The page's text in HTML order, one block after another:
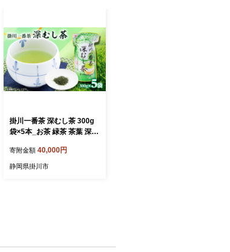
掛川一番茶 深むし茶 300g
袋×5本_お茶 緑茶 茶葉 深む
深蒸し茶 茶 日本茶 300g袋×
5本 静岡県産 静岡県 掛川市
寄附金額 40,000円
静岡県掛川市